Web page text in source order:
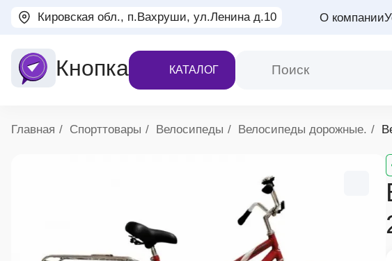
Кировская обл., п.Вахруши, ул.Ленина д.10 О компании
Кнопка КАТАЛОГ
Хлебные крошки
Главная Спорттовары Велосипеды Велосипеды дорожные.